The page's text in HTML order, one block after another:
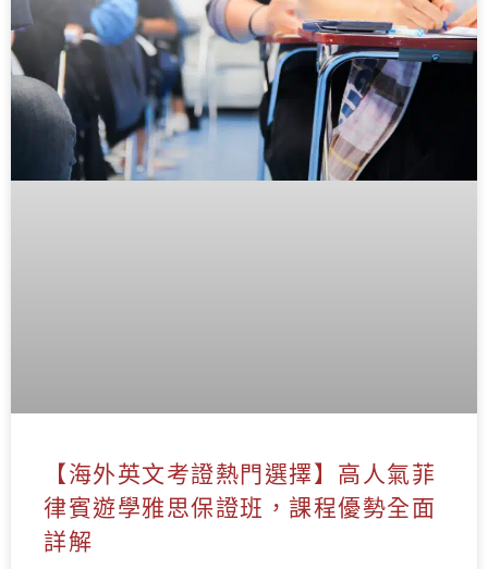
【海外英文考證熱門選擇】高人氣菲
律賓遊學雅思保證班，課程優勢全面
詳解